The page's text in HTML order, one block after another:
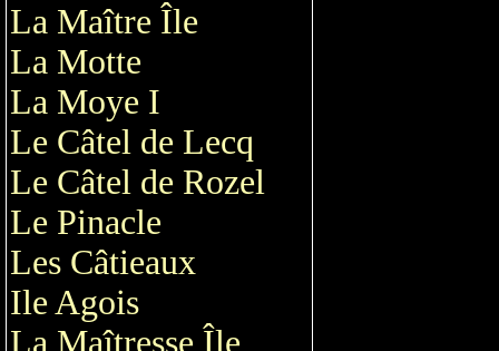
La Maître Île
La Motte
La Moye I
Le Câtel de Lecq
Le Câtel de Rozel
Le Pinacle
Les Câtieaux
Ile Agois
La Maîtresse Île